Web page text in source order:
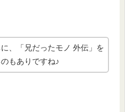
、「兄だったモノ 外伝」を
もありですね♪